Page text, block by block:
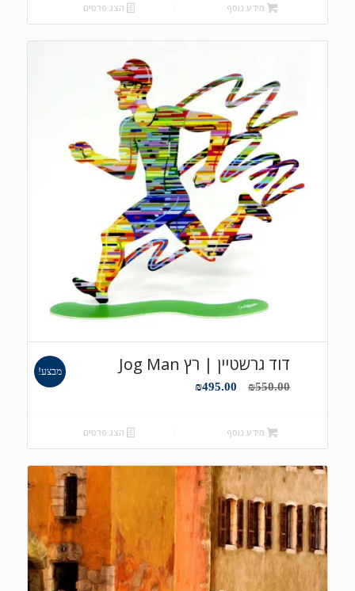
מידע נוסף הצג פרטים
דוד גרשטיין | רץ Jog Man
₪550.00
המחיר
₪550.00.
₪495.00 המחיר
מבצע!
מידע נוסף הצג פרטים